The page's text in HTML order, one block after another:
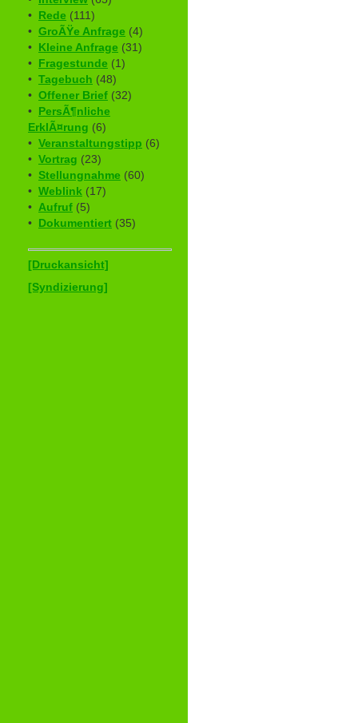
• Rede (111)
• GroÃŸe Anfrage (4)
• Kleine Anfrage (31)
• Fragestunde (1)
• Tagebuch (48)
• Offener Brief (32)
• PersÃ¶nliche
ErklÃ¤rung (6)
• Veranstaltungstipp (6)
• Vortrag (23)
• Stellungnahme (60)
• Weblink (17)
• Aufruf (5)
• Dokumentiert (35)
[Druckansicht]
[Syndizierung]